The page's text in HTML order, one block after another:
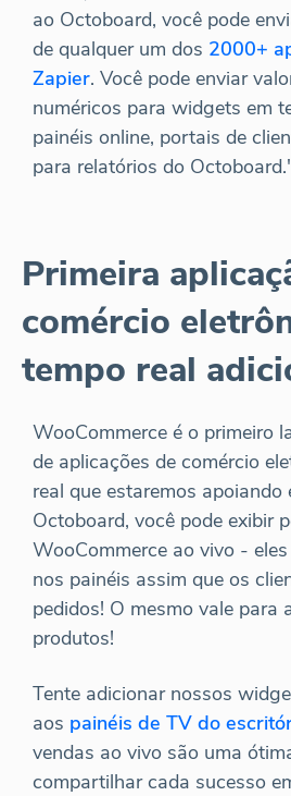
ao Octoboard, você pode
de qualquer um dos 2000+
Zapier. Você pode enviar
numéricos para widgets em
painéis online, portais de
para relatórios do
Primeira
comércio
tempo real
WooCommerce é o primeiro
de aplicações de comércio
real que estaremos apoiando
Octoboard, você pode exibir
WooCommerce ao vivo -
nos painéis assim que os
pedidos! O mesmo vale para
produtos!
Tente adicionar nossos
aos painéis de TV do
vendas ao vivo são uma
compartilhar cada sucesso